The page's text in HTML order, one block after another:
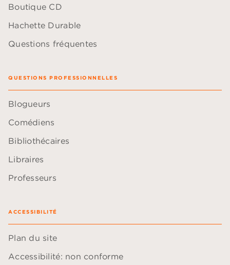
Boutique CD
Hachette Durable
Questions fréquentes
QUESTIONS PROFESSIONNELLES
Blogueurs
Comédiens
Bibliothécaires
Libraires
Professeurs
ACCESSIBILITÉ
Plan du site
Accessibilité: non conforme